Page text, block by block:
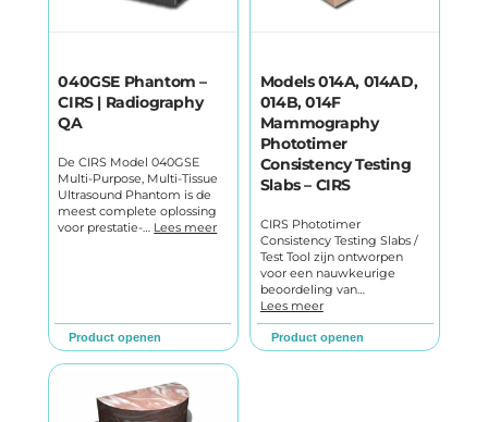
040GSE Phantom –
CIRS | Radiography
QA
De CIRS Model 040GSE
Multi-Purpose, Multi-Tissue
Ultrasound Phantom is de
meest complete oplossing
voor prestatie-… Lees meer
Product openen
Models 014A, 014AD,
014B, 014F
Mammography
Phototimer
Consistency Testing
Slabs – CIRS
CIRS Phototimer
Consistency Testing Slabs /
Test Tool zijn ontworpen
voor een nauwkeurige
beoordeling van…
Lees meer
Product openen